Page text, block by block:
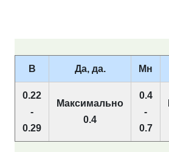
В Да, да. Мн
0.22
-
0.29
Максимально
0.4
0.4
-
0.7